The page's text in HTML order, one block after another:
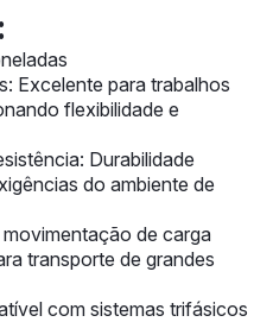
Excelente para trabalhos
flexibilidade e
Durabilidade
do ambiente de
de carga
transporte de grandes
com sistemas trifásicos